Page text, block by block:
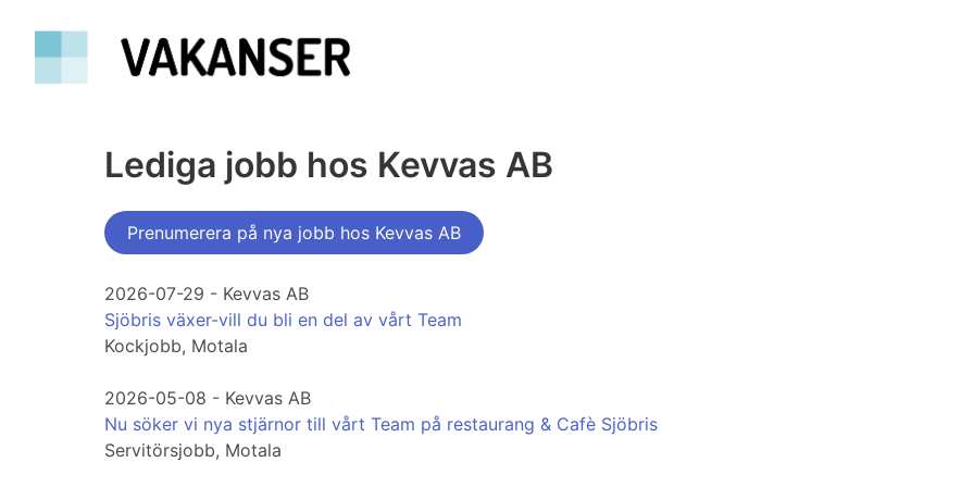
Lediga jobb hos Kevvas AB
Prenumerera på nya jobb hos Kevvas AB
2026-07-29 - Kevvas AB
Sjöbris växer-vill du bli en del av vårt Team
Kockjobb, Motala
2026-05-08 - Kevvas AB
Nu söker vi nya stjärnor till vårt Team på restaurang & Cafè Sjöbris
Servitörsjobb, Motala